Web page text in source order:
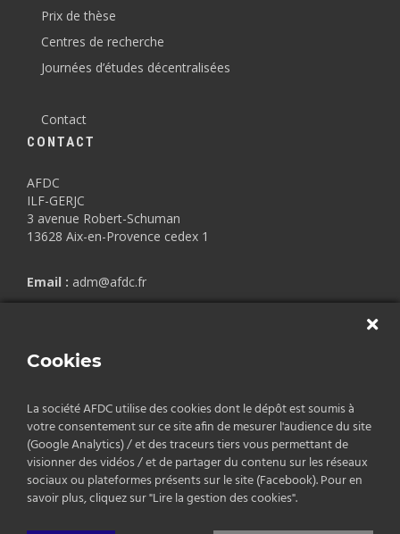
Prix de thèse
Centres de recherche
Journées d’études décentralisées
Contact
CONTACT
AFDC
ILF-GERJC
3 avenue Robert-Schuman
13628 Aix-en-Provence cedex 1
Email : adm@afdc.fr
Mentions légales
Cookies
La société AFDC utilise des cookies dont le dépôt est soumis à
votre consentement sur ce site afin de mesurer l'audience du site
(Google Analytics) / et des traceurs tiers vous permettant de
visionner des vidéos / et de partager du contenu sur les réseaux
sociaux ou plateformes présents sur le site (Facebook). Pour en
savoir plus, cliquez sur "Lire la gestion des cookies".